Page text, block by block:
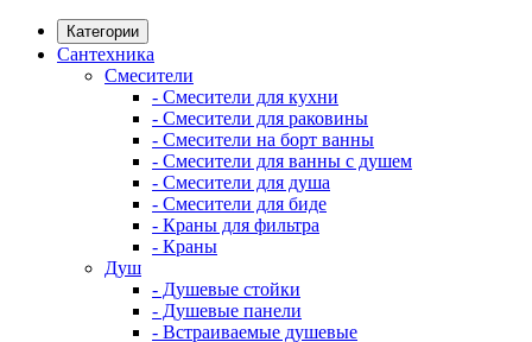
Категории
Сантехника
Смесители
- Смесители для кухни
- Смесители для раковины
- Смесители на борт ванны
- Смесители для ванны с душем
- Смесители для душа
- Смесители для биде
- Краны для фильтра
- Краны
Душ
- Душевые стойки
- Душевые панели
- Встраиваемые душевые